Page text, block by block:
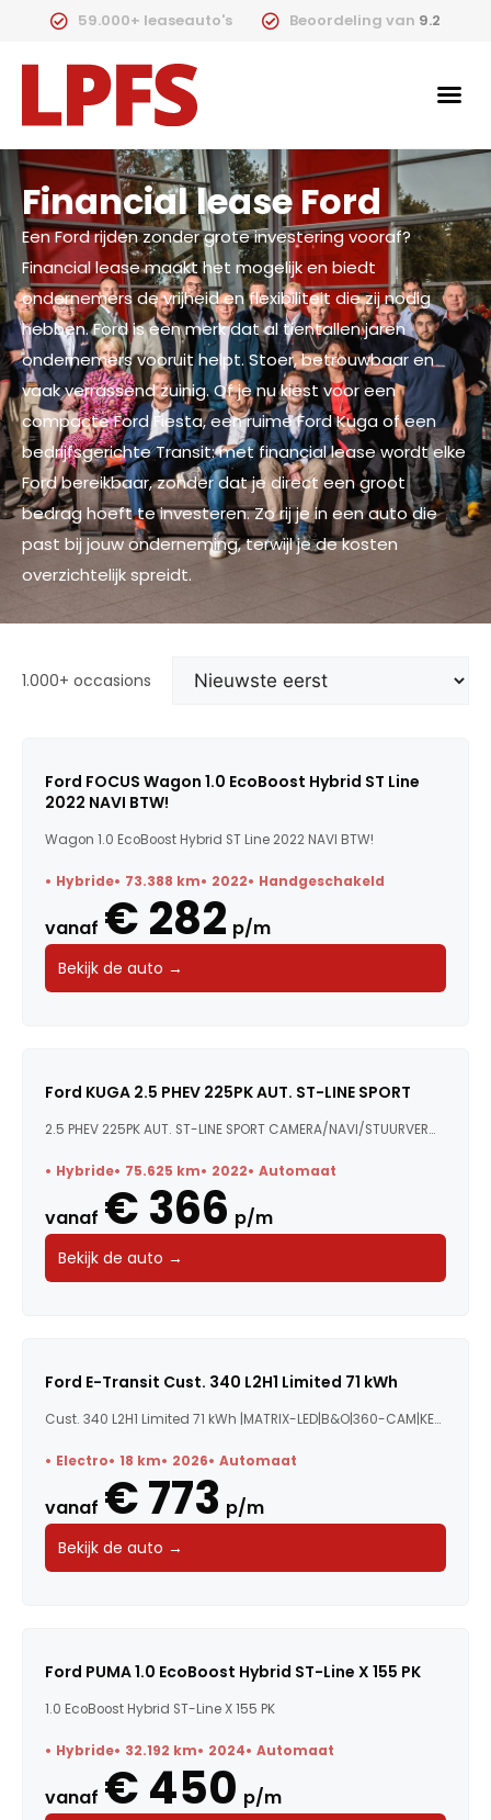
59.000+ leaseauto's Beoordeling van 9.2
Financial lease Ford
Een Ford rijden zonder grote investering vooraf?
Financial lease maakt het mogelijk en biedt
ondernemers de vrijheid en flexibiliteit die zij nodig
hebben. Ford is een merk dat al tientallen jaren
ondernemers vooruit helpt. Stoer, betrouwbaar en
vaak verrassend zuinig. Of je nu kiest voor een
compacte Ford Fiesta, een ruime Ford Kuga of een
bedrijfsgerichte Transit: met financial lease wordt elke
Ford bereikbaar, zonder dat je direct een groot
bedrag hoeft te investeren. Zo rij je in een auto die
past bij jouw onderneming, terwijl je de kosten
overzichtelijk spreidt.
1.000+ occasions
Ford FOCUS Wagon 1.0 EcoBoost Hybrid ST Line
2022 NAVI BTW!
Wagon 1.0 EcoBoost Hybrid ST Line 2022 NAVI BTW!
Hybride 73.388 km 2022 Handgeschakeld
vanaf € 282 p/m
Bekijk de auto →
Ford KUGA 2.5 PHEV 225PK AUT. ST-LINE SPORT
2.5 PHEV 225PK AUT. ST-LINE SPORT CAMERA/NAVI/STUURVERW./...
Hybride 75.625 km 2022 Automaat
vanaf € 366 p/m
Bekijk de auto →
Ford E-Transit Cust. 340 L2H1 Limited 71 kWh
Cust. 340 L2H1 Limited 71 kWh |MATRIX-LED|B&O|360-CAM|KEY...
Electro 18 km 2026 Automaat
vanaf € 773 p/m
Bekijk de auto →
Ford PUMA 1.0 EcoBoost Hybrid ST-Line X 155 PK
1.0 EcoBoost Hybrid ST-Line X 155 PK
Hybride 32.192 km 2024 Automaat
vanaf € 450 p/m